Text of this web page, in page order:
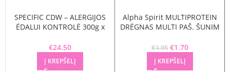
SPECIFIC CDW – ALERGIJOS
ĖDALUI KONTROLĖ 300g x
€24.50
Į KREPŠELĮ
Alpha Spirit MULTIPROTEIN
DRĖGNAS MULTI PAŠ. ŠUNIM
€1.95
Original price
was: €1.95.
€1.70
Į KREPŠELĮ